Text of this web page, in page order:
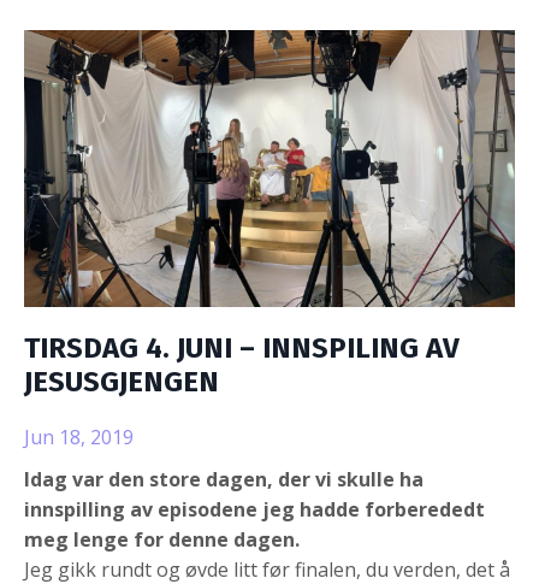
TIRSDAG 4. JUNI – INNSPILING AV
JESUSGJENGEN
Jun 18, 2019
Idag var den store dagen, der vi skulle ha
innspilling av episodene jeg hadde forberededt
meg lenge for denne dagen.
Jeg gikk rundt og øvde litt før finalen, du verden, det å